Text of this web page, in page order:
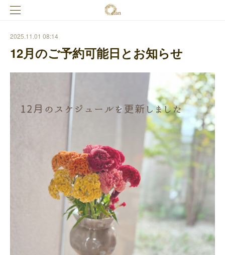
2025.11.01 08:14
12月のご予約可能日とお知らせ